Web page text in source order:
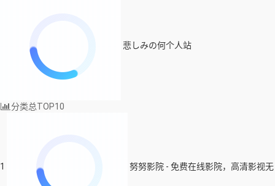
悲しみの何个人站
分类总TOP10
1 努努影院 - 免费在线影院，高清影视无